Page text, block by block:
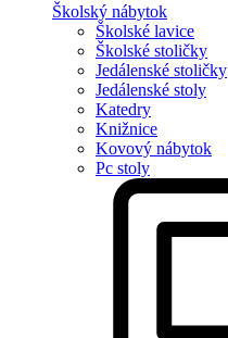
Školský nábytok
Školské lavice
Školské stoličky
Jedálenské stoličky
Jedálenské stoly
Katedry
Knižnice
Kovový nábytok
Pc stoly